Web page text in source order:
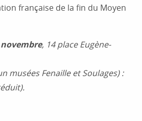
française de la fin du Moyen
, 14 place Eugène-
musées Fenaille et Soulages) :